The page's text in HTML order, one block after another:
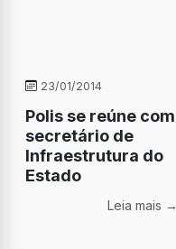
23/01/2014
Polis se reúne com
secretário de
Infraestrutura do
Estado
Leia mais →